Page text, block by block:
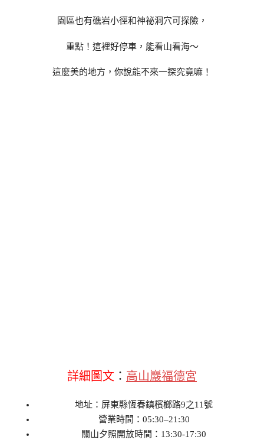
園區也有礁岩小徑和神祕洞穴可探險，
重點！這裡好停車，能看山看海～
這麼美的地方，你說能不來一探究竟嘛！
詳細圖文 ： 高山巖福德宮
地址：屏東縣恆春鎮檳榔路9之11號
營業時間：05:30–21:30
關山夕照開放時間：13:30-17:30